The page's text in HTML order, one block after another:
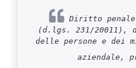
Diritto penale,
(d.lgs. 231/
delle persone e dei
aziendale,